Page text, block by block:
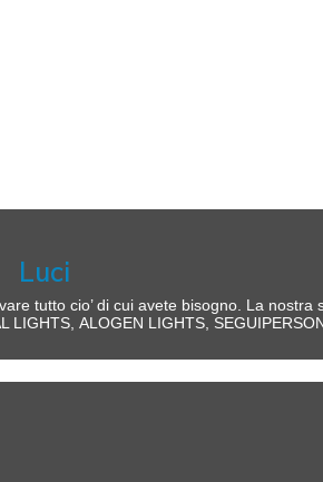
Luci
tutto cio’ di cui avete bisogno. La
LIGHTS, ALOGEN LIGHTS,